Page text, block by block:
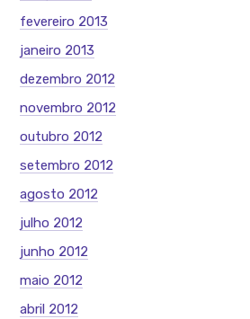
fevereiro 2013
janeiro 2013
dezembro 2012
novembro 2012
outubro 2012
setembro 2012
agosto 2012
julho 2012
junho 2012
maio 2012
abril 2012